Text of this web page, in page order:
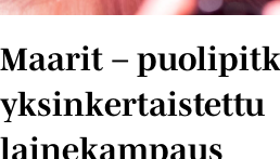
Maarit –
yksinkertaistettu
lainekampaus